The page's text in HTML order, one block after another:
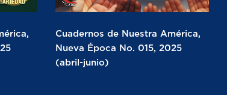
Cuadernos de Nuestra América,
Nueva Época No. 015, 2025
(abril-junio)